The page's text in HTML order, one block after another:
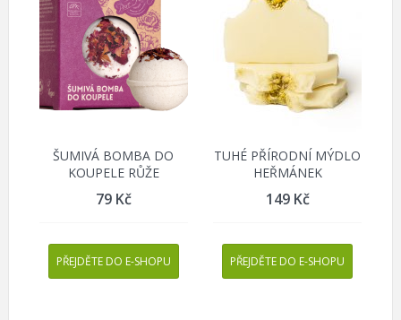
ŠUMIVÁ BOMBA DO
KOUPELE RŮŽE
79 Kč
PŘEJDĚTE DO E-SHOPU
TUHÉ PŘÍRODNÍ MÝDLO
HEŘMÁNEK
149 Kč
PŘEJDĚTE DO E-SHOPU